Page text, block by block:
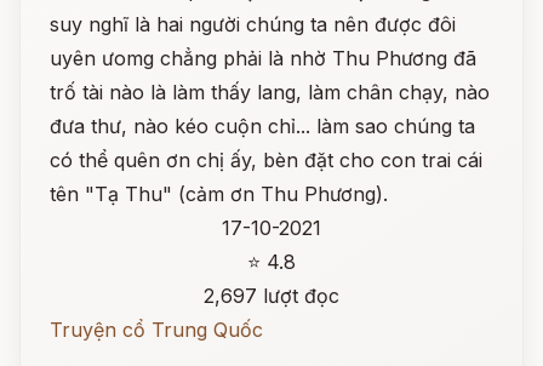
suy nghĩ là hai người chúng ta nên được đôi
uyên ưomg chẳng phải là nhờ Thu Phương đã
trố tài nào là làm thấy lang, làm chân chạy, nào
đưa thư, nào kéo cuộn chỉ... làm sao chúng ta
có thể quên ơn chị ấy, bèn đặt cho con trai cái
tên "Tạ Thu" (cảm ơn Thu Phương).
17-10-2021
⭐ 4.8
2,697 lượt đọc
Truyện cổ Trung Quốc